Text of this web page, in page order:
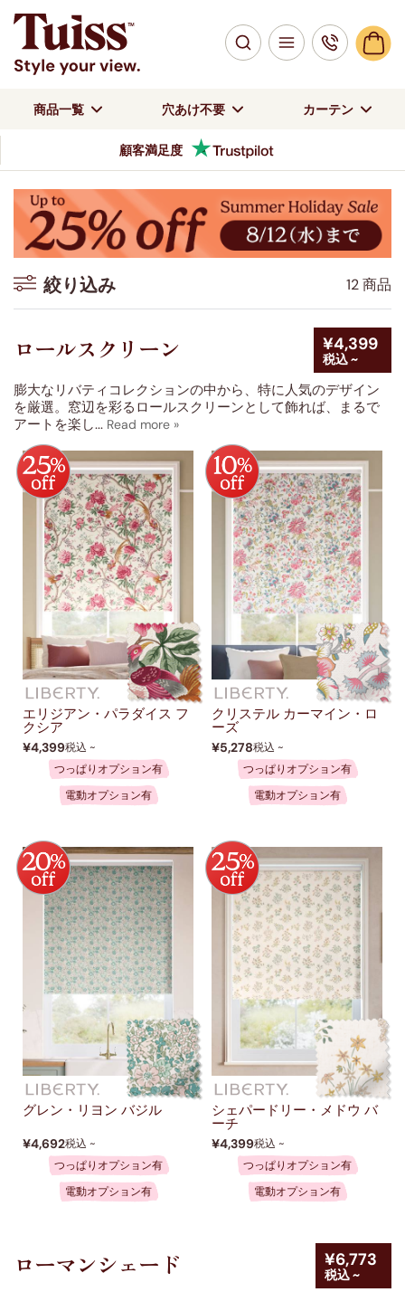
商品一覧 穴あけ不要 カーテン
顧客満足度
絞り込み 12 商品
ベージュ・ナチュラル (2)
レッド (3)
グリーン (2)
ピンク (5)
並べ替え
デザイン
機能
素材
ロールスクリーン ¥4,399
税込 ~
膨大なリバティコレクションの中から、特に人気のデザイン
を厳選。窓辺を彩るロールスクリーンとして飾れば、まるで
アートを楽し...
エリジアン・パラダイス フ
クシア
¥4,399税込 ~
つっぱりオプション有
電動オプション有
クリステル カーマイン・ロ
ーズ
¥5,278税込 ~
つっぱりオプション有
電動オプション有
グレン・リヨン バジル
¥4,692税込 ~
つっぱりオプション有
電動オプション有
シェパードリー・メドウ バ
ーチ
¥4,399税込 ~
つっぱりオプション有
電動オプション有
ローマンシェード ¥6,773
税込 ~